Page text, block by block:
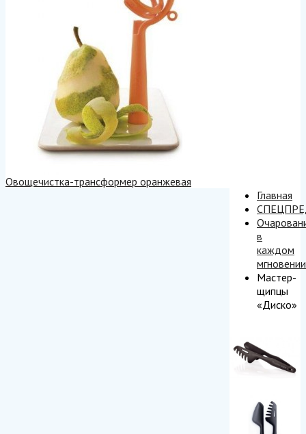
Овощечистка-трансформер оранжевая
Главная
в
каждом
Мастер-
щипцы
«Диско»